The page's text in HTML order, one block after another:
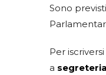
Sono
Per
a